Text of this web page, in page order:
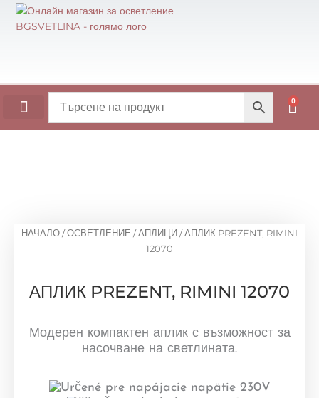
Skip
0
Cart
НАЧАЛО/ОСВЕТЛЕНИЕ /АПЛИЦИ/ АПЛИК PREZENT, RIMINI
12070
АПЛИК PREZENT, RIMINI 12070
Модерен компактен аплик с възможност за
насочване на светлината.